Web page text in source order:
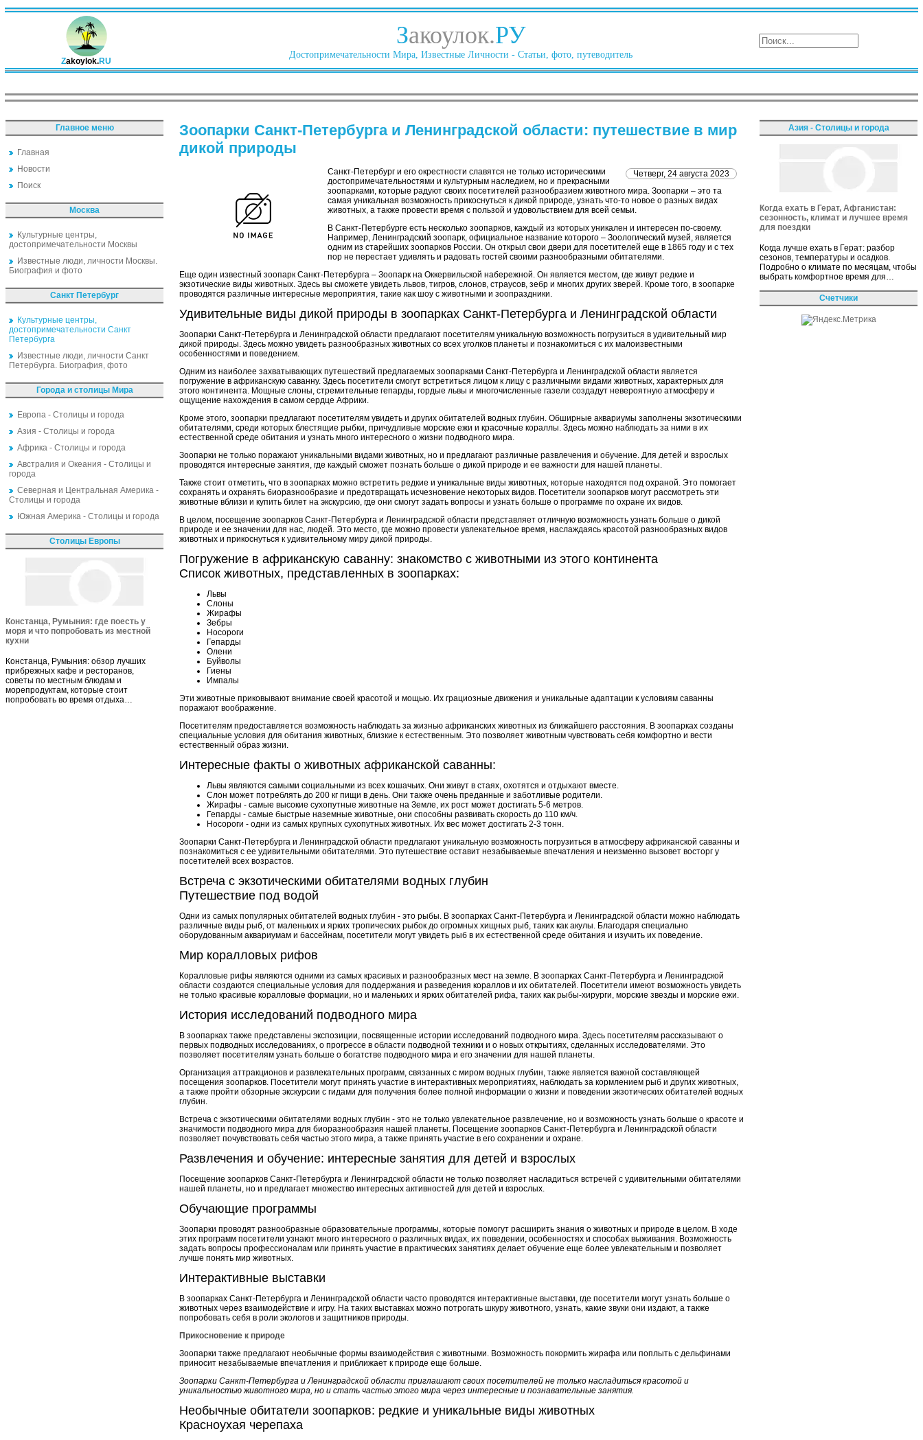
Zakoylok.RU
Закоулок.РУ
Достопримечательности Мира, Известные Личности - Статьи, фото, путеводитель
Главное меню
Главная
Новости
Поиск
Москва
Культурные центры,
достопримечательности Москвы
Известные люди, личности Москвы.
Биография и фото
Санкт Петербург
Культурные центры,
достопримечательности Санкт
Петербурга
Известные люди, личности Санкт
Петербурга. Биография, фото
Города и столицы Мира
Европа - Столицы и города
Азия - Столицы и города
Африка - Столицы и города
Австралия и Океания - Столицы и
города
Северная и Центральная Америка -
Столицы и города
Южная Америка - Столицы и города
Столицы Европы
Констанца, Румыния: где поесть у
моря и что попробовать из местной
кухни
Констанца, Румыния: обзор лучших
прибрежных кафе и ресторанов,
советы по местным блюдам и
морепродуктам, которые стоит
попробовать во время отдыха…
Зоопарки Санкт-Петербурга и Ленинградской области: путешествие в мир
дикой природы
Четверг, 24 августа 2023
Санкт-Петербург и его окрестности славятся не только историческими
достопримечательностями и культурным наследием, но и прекрасными
зоопарками, которые радуют своих посетителей разнообразием животного мира. Зоопарки – это та
самая уникальная возможность прикоснуться к дикой природе, узнать что-то новое о разных видах
животных, а также провести время с пользой и удовольствием для всей семьи.
В Санкт-Петербурге есть несколько зоопарков, каждый из которых уникален и интересен по-своему.
Например, Ленинградский зоопарк, официальное название которого – Зоологический музей, является
одним из старейших зоопарков России. Он открыл свои двери для посетителей еще в 1865 году и с тех
пор не перестает удивлять и радовать гостей своими разнообразными обитателями.
Еще один известный зоопарк Санкт-Петербурга – Зоопарк на Оккервильской набережной. Он является местом, где живут редкие и
экзотические виды животных. Здесь вы сможете увидеть львов, тигров, слонов, страусов, зебр и многих других зверей. Кроме того, в зоопарке
проводятся различные интересные мероприятия, такие как шоу с животными и зоопраздники.
Удивительные виды дикой природы в зоопарках Санкт-Петербурга и Ленинградской области
Зоопарки Санкт-Петербурга и Ленинградской области предлагают посетителям уникальную возможность погрузиться в удивительный мир
дикой природы. Здесь можно увидеть разнообразных животных со всех уголков планеты и познакомиться с их малоизвестными
особенностями и поведением.
Одним из наиболее захватывающих путешествий предлагаемых зоопарками Санкт-Петербурга и Ленинградской области является
погружение в африканскую саванну. Здесь посетители смогут встретиться лицом к лицу с различными видами животных, характерных для
этого континента. Мощные слоны, стремительные гепарды, гордые львы и многочисленные газели создадут невероятную атмосферу и
ощущение нахождения в самом сердце Африки.
Кроме этого, зоопарки предлагают посетителям увидеть и других обитателей водных глубин. Обширные аквариумы заполнены экзотическими
обитателями, среди которых блестящие рыбки, причудливые морские ежи и красочные кораллы. Здесь можно наблюдать за ними в их
естественной среде обитания и узнать много интересного о жизни подводного мира.
Зоопарки не только поражают уникальными видами животных, но и предлагают различные развлечения и обучение. Для детей и взрослых
проводятся интересные занятия, где каждый сможет познать больше о дикой природе и ее важности для нашей планеты.
Также стоит отметить, что в зоопарках можно встретить редкие и уникальные виды животных, которые находятся под охраной. Это помогает
сохранять и охранять биоразнообразие и предотвращать исчезновение некоторых видов. Посетители зоопарков могут рассмотреть эти
животные вблизи и купить билет на экскурсию, где они смогут задать вопросы и узнать больше о программе по охране их видов.
В целом, посещение зоопарков Санкт-Петербурга и Ленинградской области представляет отличную возможность узнать больше о дикой
природе и ее значении для нас, людей. Это место, где можно провести увлекательное время, наслаждаясь красотой разнообразных видов
животных и прикоснуться к удивительному миру дикой природы.
Погружение в африканскую саванну: знакомство с животными из этого континента
Список животных, представленных в зоопарках:
Львы
Слоны
Жирафы
Зебры
Носороги
Гепарды
Олени
Буйволы
Гиены
Импалы
Эти животные приковывают внимание своей красотой и мощью. Их грациозные движения и уникальные адаптации к условиям саванны
поражают воображение.
Посетителям предоставляется возможность наблюдать за жизнью африканских животных из ближайшего расстояния. В зоопарках созданы
специальные условия для обитания животных, близкие к естественным. Это позволяет животным чувствовать себя комфортно и вести
естественный образ жизни.
Интересные факты о животных африканской саванны:
Львы являются самыми социальными из всех кошачьих. Они живут в стаях, охотятся и отдыхают вместе.
Слон может потреблять до 200 кг пищи в день. Они также очень преданные и заботливые родители.
Жирафы - самые высокие сухопутные животные на Земле, их рост может достигать 5-6 метров.
Гепарды - самые быстрые наземные животные, они способны развивать скорость до 110 км/ч.
Носороги - одни из самых крупных сухопутных животных. Их вес может достигать 2-3 тонн.
Зоопарки Санкт-Петербурга и Ленинградской области предлагают уникальную возможность погрузиться в атмосферу африканской саванны и
познакомиться с ее удивительными обитателями. Это путешествие оставит незабываемые впечатления и неизменно вызовет восторг у
посетителей всех возрастов.
Встреча с экзотическими обитателями водных глубин
Путешествие под водой
Одни из самых популярных обитателей водных глубин - это рыбы. В зоопарках Санкт-Петербурга и Ленинградской области можно наблюдать
различные виды рыб, от маленьких и ярких тропических рыбок до огромных хищных рыб, таких как акулы. Благодаря специально
оборудованным аквариумам и бассейнам, посетители могут увидеть рыб в их естественной среде обитания и изучить их поведение.
Мир коралловых рифов
Коралловые рифы являются одними из самых красивых и разнообразных мест на земле. В зоопарках Санкт-Петербурга и Ленинградской
области создаются специальные условия для поддержания и разведения кораллов и их обитателей. Посетители имеют возможность увидеть
не только красивые коралловые формации, но и маленьких и ярких обитателей рифа, таких как рыбы-хирурги, морские звезды и морские ежи.
История исследований подводного мира
В зоопарках также представлены экспозиции, посвященные истории исследований подводного мира. Здесь посетителям рассказывают о
первых подводных исследованиях, о прогрессе в области подводной техники и о новых открытиях, сделанных исследователями. Это
позволяет посетителям узнать больше о богатстве подводного мира и его значении для нашей планеты.
Организация аттракционов и развлекательных программ, связанных с миром водных глубин, также является важной составляющей
посещения зоопарков. Посетители могут принять участие в интерактивных мероприятиях, наблюдать за кормлением рыб и других животных,
а также пройти обзорные экскурсии с гидами для получения более полной информации о жизни и поведении экзотических обитателей водных
глубин.
Встреча с экзотическими обитателями водных глубин - это не только увлекательное развлечение, но и возможность узнать больше о красоте и
значимости подводного мира для биоразнообразия нашей планеты. Посещение зоопарков Санкт-Петербурга и Ленинградской области
позволяет почувствовать себя частью этого мира, а также принять участие в его сохранении и охране.
Развлечения и обучение: интересные занятия для детей и взрослых
Посещение зоопарков Санкт-Петербурга и Ленинградской области не только позволяет насладиться встречей с удивительными обитателями
нашей планеты, но и предлагает множество интересных активностей для детей и взрослых.
Обучающие программы
Зоопарки проводят разнообразные образовательные программы, которые помогут расширить знания о животных и природе в целом. В ходе
этих программ посетители узнают много интересного о различных видах, их поведении, особенностях и способах выживания. Возможность
задать вопросы профессионалам или принять участие в практических занятиях делает обучение еще более увлекательным и позволяет
лучше понять мир животных.
Интерактивные выставки
В зоопарках Санкт-Петербурга и Ленинградской области часто проводятся интерактивные выставки, где посетители могут узнать больше о
животных через взаимодействие и игру. На таких выставках можно потрогать шкуру животного, узнать, какие звуки они издают, а также
попробовать себя в роли экологов и защитников природы.
Прикосновение к природе
Зоопарки также предлагают необычные формы взаимодействия с животными. Возможность покормить жирафа или поплыть с дельфинами
приносит незабываемые впечатления и приближает к природе еще больше.
Зоопарки Санкт-Петербурга и Ленинградской области приглашают своих посетителей не только насладиться красотой и
уникальностью животного мира, но и стать частью этого мира через интересные и познавательные занятия.
Необычные обитатели зоопарков: редкие и уникальные виды животных
Красноухая черепаха
Азия - Столицы и города
Когда ехать в Герат, Афганистан:
сезонность, климат и лучшее время
для поездки
Когда лучше ехать в Герат: разбор
сезонов, температуры и осадков.
Подробно о климате по месяцам, чтобы
выбрать комфортное время для…
Счетчики